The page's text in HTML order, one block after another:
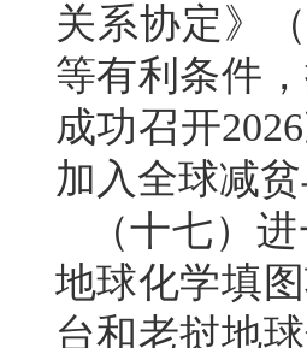
关系协定》
等有利条件
成功召开
加入全球减
（十七）
地球化学填
台和老挝地